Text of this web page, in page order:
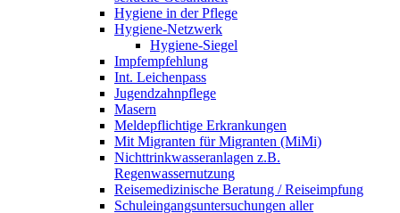
Hygiene in der Pflege
Hygiene-Netzwerk
Hygiene-Siegel
Impfempfehlung
Int. Leichenpass
Jugendzahnpflege
Masern
Meldepflichtige Erkrankungen
Mit Migranten für Migranten (MiMi)
Nichttrinkwasseranlagen z.B.
Regenwassernutzung
Reisemedizinische Beratung / Reiseimpfung
Schuleingangsuntersuchungen aller